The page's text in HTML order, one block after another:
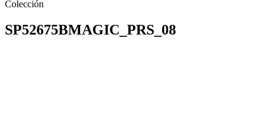
Colección
SP52675BMAGIC_PRS_08